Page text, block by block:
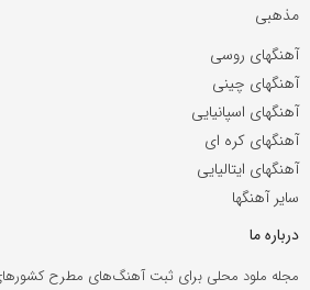
مذهبی
آهنگهای روسی
آهنگهای چینی
آهنگهای اسپانیایی
آهنگهای کره ای
آهنگهای ایتالیایی
سایر آهنگها
درباره ما
مجله ملود محلی برای ثبت آهنگ‌های مطرح